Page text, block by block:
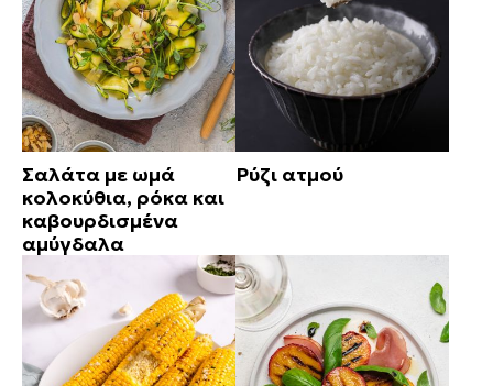
Σαλάτα με ωμά
κολοκύθια, ρόκα και
καβουρδισμένα
αμύγδαλα
Ρύζι ατμού